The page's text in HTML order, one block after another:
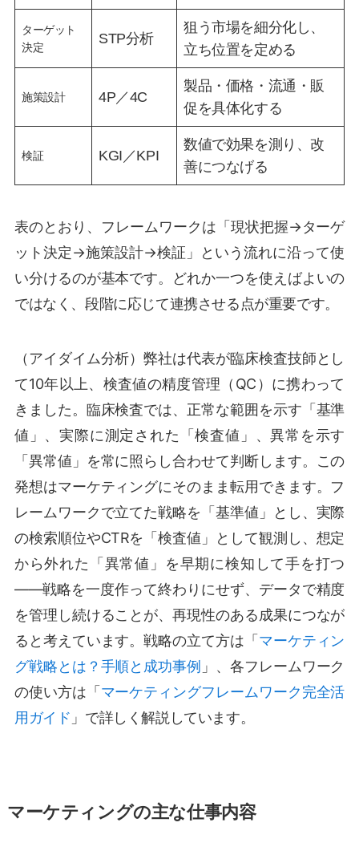
ターゲット
決定
STP分析
狙う市場を細分化し、
立ち位置を定める
施策設計 4P／4C
製品・価格・流通・販
促を具体化する
検証 KGI／KPI
数値で効果を測り、改
善につなげる
表のとおり、フレームワークは「現状把握→ターゲ
ット決定→施策設計→検証」という流れに沿って使
い分けるのが基本です。どれか一つを使えばよいの
ではなく、段階に応じて連携させる点が重要です。
（アイダイム分析）弊社は代表が臨床検査技師とし
て10年以上、検査値の精度管理（QC）に携わって
きました。臨床検査では、正常な範囲を示す「基準
値」、実際に測定された「検査値」、異常を示す
「異常値」を常に照らし合わせて判断します。この
発想はマーケティングにそのまま転用できます。フ
レームワークで立てた戦略を「基準値」とし、実際
の検索順位やCTRを「検査値」として観測し、想定
から外れた「異常値」を早期に検知して手を打つ
——戦略を一度作って終わりにせず、データで精度
を管理し続けることが、再現性のある成果につなが
ると考えています。戦略の立て方は「マーケティン
グ戦略とは？手順と成功事例 」、各フレームワーク
の使い方は「マーケティングフレームワーク完全活
用ガイド 」で詳しく解説しています。
マーケティングの主な仕事内容